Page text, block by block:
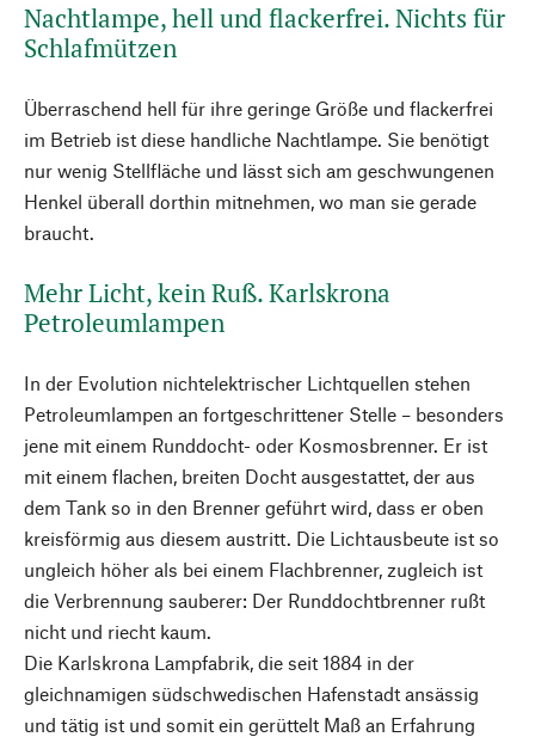
Nachtlampe, hell und flackerfrei. Nichts für
Schlafmützen
Überraschend hell für ihre geringe Größe und flackerfrei
im Betrieb ist diese handliche Nachtlampe. Sie benötigt
nur wenig Stellfläche und lässt sich am geschwungenen
Henkel überall dorthin mitnehmen, wo man sie gerade
braucht.
Mehr Licht, kein Ruß. Karlskrona
Petroleumlampen
In der Evolution nichtelektrischer Lichtquellen stehen
Petroleumlampen an fortgeschrittener Stelle – besonders
jene mit einem Runddocht- oder Kosmosbrenner. Er ist
mit einem flachen, breiten Docht ausgestattet, der aus
dem Tank so in den Brenner geführt wird, dass er oben
kreisförmig aus diesem austritt. Die Lichtausbeute ist so
ungleich höher als bei einem Flachbrenner, zugleich ist
die Verbrennung sauberer: Der Runddochtbrenner rußt
nicht und riecht kaum.
Die Karlskrona Lampfabrik, die seit 1884 in der
gleichnamigen südschwedischen Hafenstadt ansässig
und tätig ist und somit ein gerüttelt Maß an Erfahrung